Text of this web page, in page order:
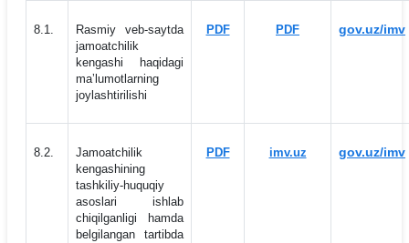
8.1.
Rasmiy veb-saytda
jamoatchilik
kengashi haqidagi
maʼlumotlarning
joylashtirilishi
PDF PDF gov.uz/imv
8.2.
Jamoatchilik
kengashining
tashkiliy-huquqiy
asoslari ishlab
chiqilganligi hamda
belgilangan tartibda
PDF imv.uz gov.uz/imv